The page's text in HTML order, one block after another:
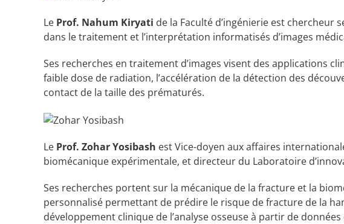
Le Prof. Nahum Kiryati de la Faculté d’ingénierie est chercheur
dans le traitement et l’interprétation informatisés d’images
Ses recherches en traitement d’images visent des applications
faible dose de radiation, l’accélération de la détection des
contact de la taille des prématurés.
Le Prof. Zohar Yosibash est Vice-doyen aux affaires
biomécanique expérimentale, et directeur du Laboratoire
Ses recherches portent sur la mécanique de la fracture et la
personnalisé permettant de prédire le risque de fracture de la
développement clinique de l’analyse osseuse à partir de données